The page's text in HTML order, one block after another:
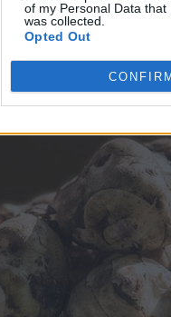
of my Personal Data
was collected.
Opted Out